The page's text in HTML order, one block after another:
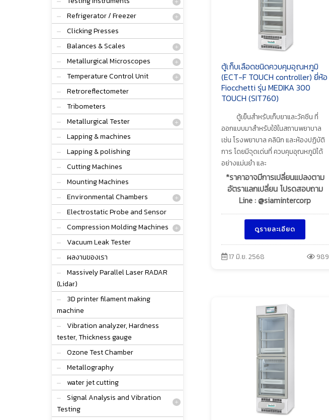
Refrigerator / Freezer
Clicking Presses
Balances & Scales
Metallurgical Microscopes
Temperature Control Unit
Retroreflectometer
Tribometers
Metallurgical Tester
Lapping & machines
Lapping & polishing
Cutting Machines
Mounting Machines
Environmental Chambers
Electrostatic Probe and Sensor
Compression Molding Machines
Vacuum Leak Tester
ผลงานของเรา
Massively Parallel Laser RADAR
(Lidar)
3D printer filament making
machine
Vibration analyzer, Hardness
tester, Thickness gauge
Ozone Test Chamber
Metallography
water jet cutting
Signal Analysis and Vibration
Testing
ตู้เก็บเลือดชนิดควบคุมอุณหภูมิ
(ECT-F TOUCH controller) ยี่ห้อ
Fiocchetti รุ่น MEDIKA 300
TOUCH (SIT760)
ตู้เย็นสำหรับเก็บยาและวัคซีน ที่
ออกแบบมาสำหรับใช้ในสถานพยาบาล
เช่น โรงพยาบาล คลินิก และห้องปฏิบัติ
การ โดยมีจุดเด่นที่ ควบคุมอุณหภูมิได้
อย่างแม่นยำ และ
*ราคาอาจมีการเปลี่ยนแปลงตาม
อัตราแลกเปลี่ยน โปรดสอบถาม
Line : @siamintercorp
ดูรายละเอียด
17 มิ.ย. 2568 989